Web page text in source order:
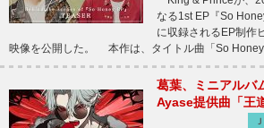
なる1st EP『So
に収録されるEP制作
映像を公開した。 本作は、タイトル曲「So
葛葉、ミニアルバ
Ayase提供曲「王